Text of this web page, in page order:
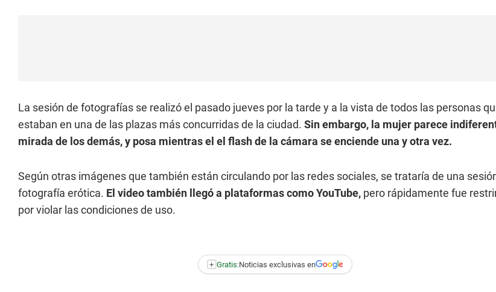
La sesión de fotografías se realizó el pasado jueves por la tarde y a la vista de todos las personas
estaban en una de las plazas más concurridas de la ciudad. Sin embargo, la mujer parece
mirada de los demás, y posa mientras el el flash de la cámara se enciende una y otra vez.
Según otras imágenes que también están circulando por las redes sociales, se trataría de una
fotografía erótica. El video también llegó a plataformas como YouTube, pero rápidamente fue
por violar las condiciones de uso.
+ Gratis:Noticias exclusivas en